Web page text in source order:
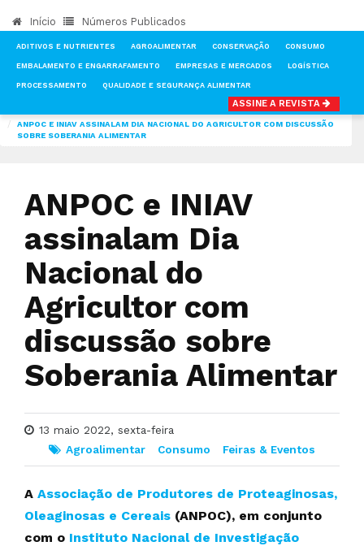
Início Números Publicados
ADITIVOS E NUTRIENTES AGROALIMENTAR CONSERVAÇÃO CONSUMO
EMBALAMENTO E ENGARRAFAMENTO EMPRESAS E MERCADOS LOGÍSTICA
PROCESSAMENTO QUALIDADE E SEGURANÇA ALIMENTAR
ASSINE A REVISTA
ANPOC E INIAV ASSINALAM DIA NACIONAL DO AGRICULTOR COM DISCUSSÃO
SOBRE SOBERANIA ALIMENTAR
ANPOC e INIAV
assinalam Dia
Nacional do
Agricultor com
discussão sobre
Soberania Alimentar
13 maio 2022, sexta-feira
Agroalimentar
Consumo Feiras & Eventos
A Associação de Produtores de Proteaginosas,
Oleaginosas e Cereais (ANPOC), em conjunto
com o Instituto Nacional de Investigação